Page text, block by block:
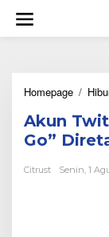
w
Homepage /
Akun
Go”
Citrust Senin, 1